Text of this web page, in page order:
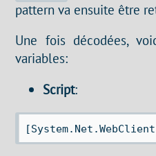
pattern va ensuite être
Une fois décodées,
variables:
Script: